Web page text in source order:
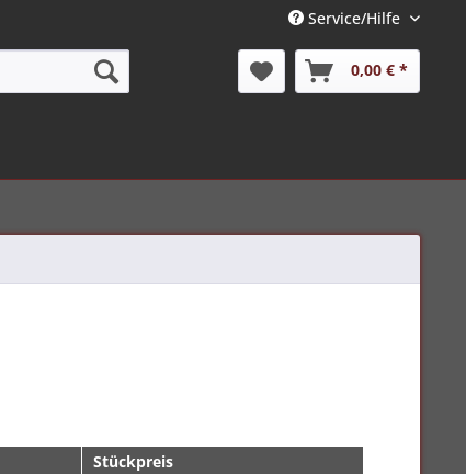
Service/Hilfe
0,00 € *
Stückpreis